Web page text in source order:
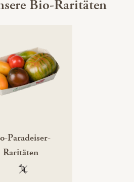
Bio-Raritäten
Paradeiser-
Raritäten
100 % gentechnikfrei